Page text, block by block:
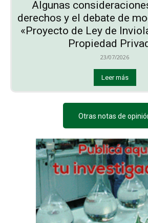
Algunas
derechos y el debate de
«Proyecto de Ley de
Propiedad
23/07/2026
Leer más
Otras notas de